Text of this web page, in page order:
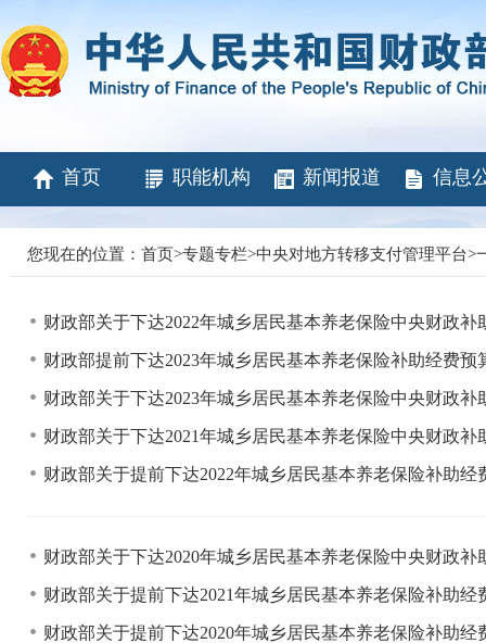
首页 职能机构 新闻报道 信息
您现在的位置： 首页>专题专栏>中央对地方转移支付管理平台>
财政部关于下达2022年城乡居民基本养老保险中央财政
财政部提前下达2023年城乡居民基本养老保险补助经费预
财政部关于下达2023年城乡居民基本养老保险中央财政
财政部关于下达2021年城乡居民基本养老保险中央财政
财政部关于提前下达2022年城乡居民基本养老保险补助
财政部关于下达2020年城乡居民基本养老保险中央财政
财政部关于提前下达2021年城乡居民基本养老保险补助
财政部关于提前下达2020年城乡居民基本养老保险补助